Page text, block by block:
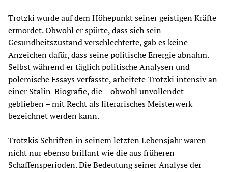
Trotzki wurde auf dem Höhepunkt seiner geistigen Kräfte
ermordet. Obwohl er spürte, dass sich sein
Gesundheitszustand verschlechterte, gab es keine
Anzeichen dafür, dass seine politische Energie abnahm.
Selbst während er täglich politische Analysen und
polemische Essays verfasste, arbeitete Trotzki intensiv an
einer Stalin-Biografie, die – obwohl unvollendet
geblieben – mit Recht als literarisches Meisterwerk
bezeichnet werden kann.
Trotzkis Schriften in seinem letzten Lebensjahr waren
nicht nur ebenso brillant wie die aus früheren
Schaffensperioden. Die Bedeutung seiner Analyse der